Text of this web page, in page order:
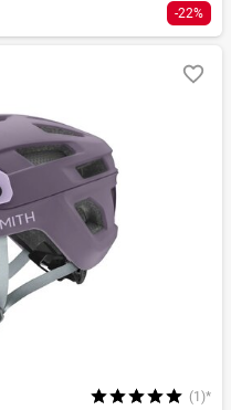
-22%
(1)*